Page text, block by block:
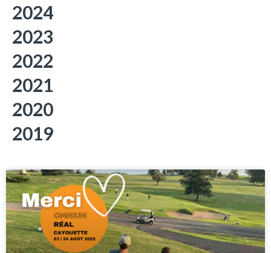
2024
2023
2022
2021
2020
2019